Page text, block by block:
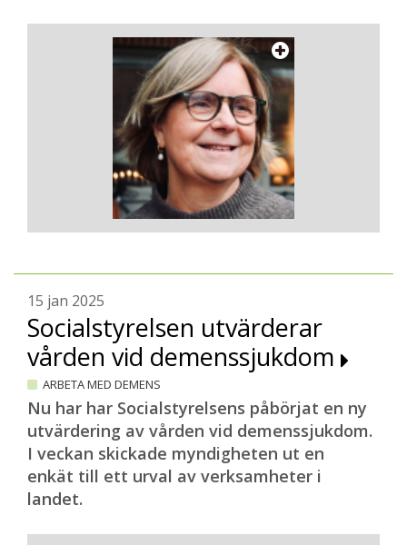
15 jan 2025
Socialstyrelsen utvärderar
vården vid demenssjukdom
ARBETA MED DEMENS
Nu har har Socialstyrelsens påbörjat en ny
utvärdering av vården vid demenssjukdom.
I veckan skickade myndigheten ut en
enkät till ett urval av verksamheter i
landet.